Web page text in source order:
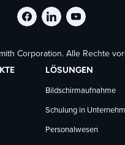
TechSmith
auf
Facebook
folgen
auf
LinkedIn
folgen
auf
folgen
Corporation. Alle Rechte
LÖSUNGEN
Bildschirmaufnahme
Schulung in
Personalwesen